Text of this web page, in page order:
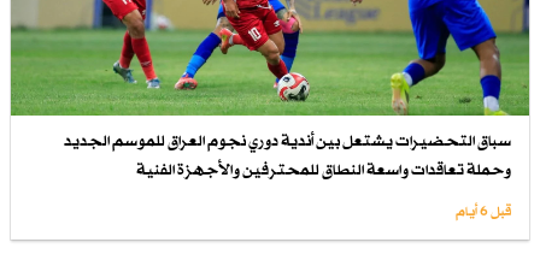
سباق التحضيرات يشتعل بين أندية دوري نجوم العراق للموسم الجديد
وحملة تعاقدات واسعة النطاق للمحترفين والأجهزة الفنية
قبل 6 أيام